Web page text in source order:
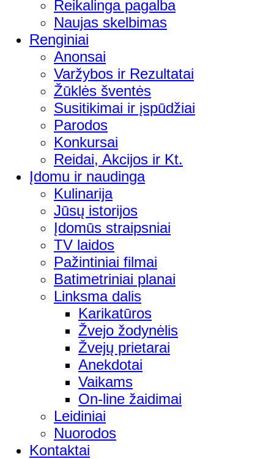
Reikalinga pagalba
Naujas skelbimas
Renginiai
Anonsai
Varžybos ir Rezultatai
Žūklės šventės
Susitikimai ir įspūdžiai
Parodos
Konkursai
Reidai, Akcijos ir Kt.
Įdomu ir naudinga
Kulinarija
Jūsų istorijos
Įdomūs straipsniai
TV laidos
Pažintiniai filmai
Batimetriniai planai
Linksma dalis
Karikatūros
Žvejo žodynėlis
Žvejų prietarai
Anekdotai
Vaikams
On-line žaidimai
Leidiniai
Nuorodos
Kontaktai